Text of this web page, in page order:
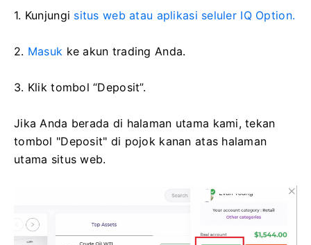
1. Kunjungi situs web atau aplikasi seluler IQ Option.
2. Masuk ke akun trading Anda.
3. Klik tombol “Deposit”.
Jika Anda berada di halaman utama kami, tekan
tombol "Deposit" di pojok kanan atas halaman
utama situs web.